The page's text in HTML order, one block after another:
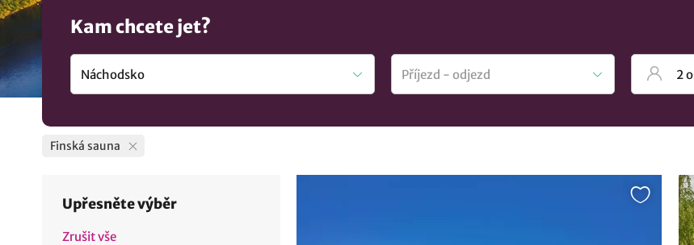
Kam chcete jet?
Finská sauna
Upřesněte výběr
Zrušit vše